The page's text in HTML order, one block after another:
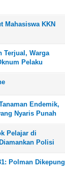
Mahasiswa KKN
Terjual, Warga
Pelaku
Endemik,
Nyaris Punah
Pelajar di
Polisi
Polman Dikepung